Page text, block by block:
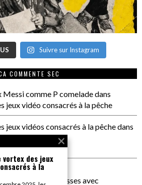
Suivre sur Instagram
COMMENTE SEC
Messi comme P comeladedans
jeux vidéo consacrés à la pêche
jeux vidéos consacrés à la pêchedans
et lutte des classes avec
vortex des jeux
à la